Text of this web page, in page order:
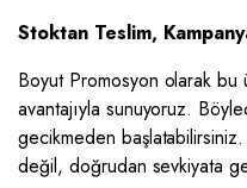
Stoktan Teslim,
Boyut Promosyon olarak
avantajıyla sunuyoruz.
gecikmeden
değil, doğrudan sevkiyata